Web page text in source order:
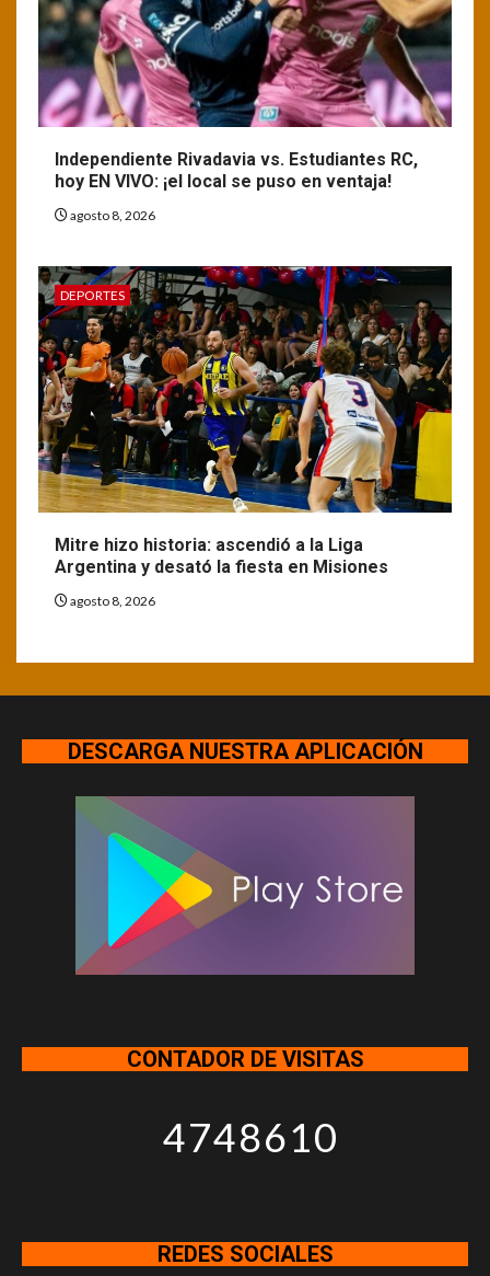
Independiente Rivadavia vs. Estudiantes RC,
hoy EN VIVO: ¡el local se puso en ventaja!
agosto 8, 2026
DEPORTES
Mitre hizo historia: ascendió a la Liga
Argentina y desató la fiesta en Misiones
agosto 8, 2026
DESCARGA NUESTRA APLICACIÓN
CONTADOR DE VISITAS
4748610
REDES SOCIALES